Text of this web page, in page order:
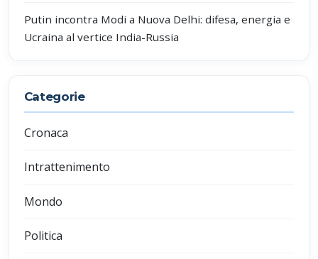
Putin incontra Modi a Nuova Delhi: difesa, energia e
Ucraina al vertice India-Russia
Categorie
Cronaca
Intrattenimento
Mondo
Politica